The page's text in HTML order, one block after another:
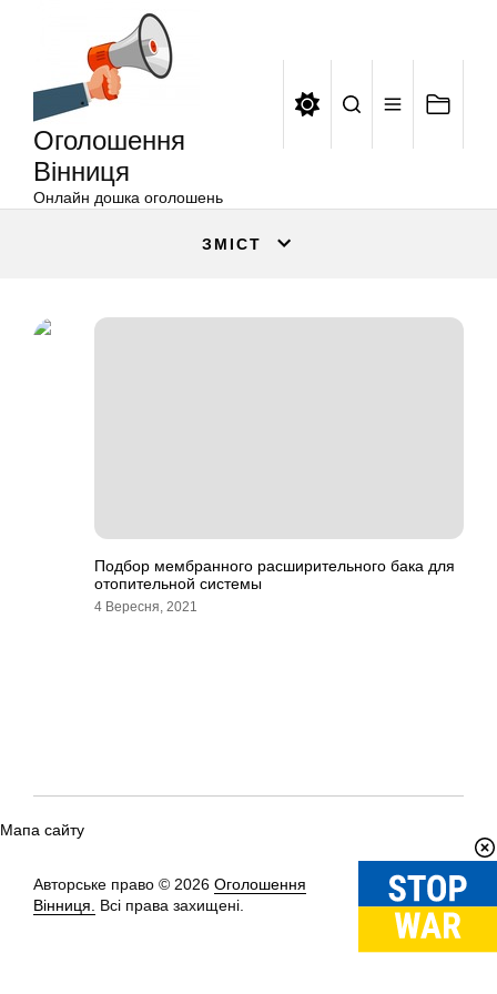
Оголошення
Вінниця
Онлайн дошка оголошень
ЗМІСТ
Подбор мембранного расширительного бака для
отопительной системы
4 Вересня, 2021
Мапа сайту
Авторське право © 2026 Оголошення
Вінниця.
Всі права захищені.
Вгору↑